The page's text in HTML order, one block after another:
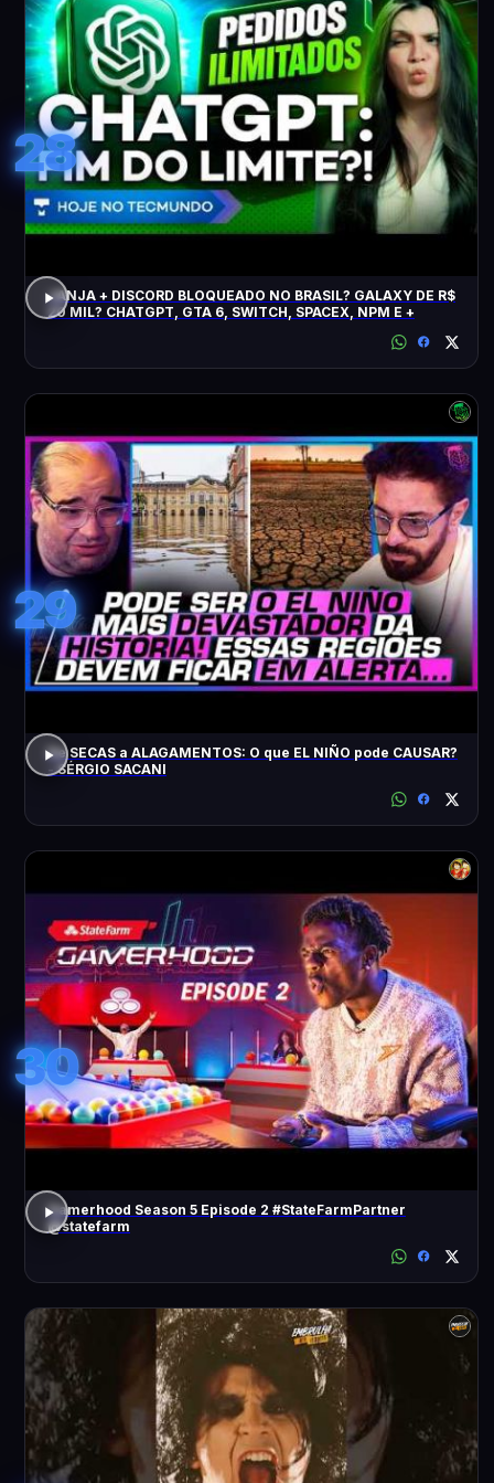
28
JANJA + DISCORD BLOQUEADO NO BRASIL? GALAXY DE R$
20 MIL? CHATGPT, GTA 6, SWITCH, SPACEX, NPM E +
29
De SECAS a ALAGAMENTOS: O que EL NIÑO pode CAUSAR?
- SÉRGIO SACANI
30
Gamerhood Season 5 Episode 2 #StateFarmPartner
@statefarm